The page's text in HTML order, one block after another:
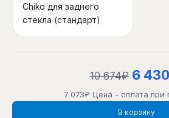
Chiko для заднего
стекла (стандарт)
10 674₽ 6
7 073₽ Цена - оплата при
В корзину